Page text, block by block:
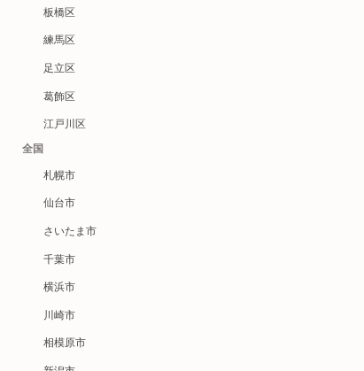
板橋区
練馬区
足立区
葛飾区
江戸川区
全国
札幌市
仙台市
さいたま市
千葉市
横浜市
川崎市
相模原市